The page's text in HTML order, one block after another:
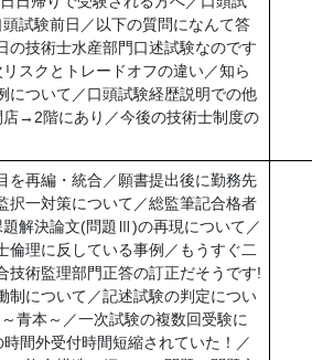
試験前日／以下の質問になんて答
の技術士水産部門口述試験なのです
スクとトレードオフの違い／知ら
について／口頭試験経歴説明での他
店→2階にあり／今後の技術士制度の
を再編・統合／願書提出後に勤務先
択一対策について／総監筆記合格者
解決論文(問題Ⅲ)の再現について／
倫理に反している事例／もうすぐ二
技術監理部門正答の訂正だそうです!
制について／記述試験の判定につい
青本～／一次試験の複数回受験に
間外受付時間短縮されていた！／